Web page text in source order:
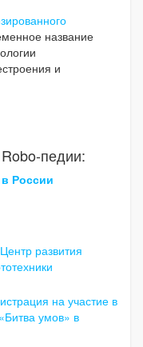
название
и
педии:
России
развития
на участие в
умов» в